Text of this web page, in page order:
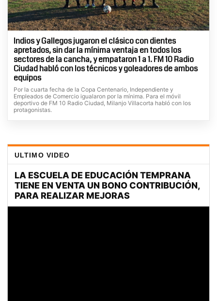
Indios y Gallegos jugaron el clásico con dientes
apretados, sin dar la mínima ventaja en todos los
sectores de la cancha, y empataron 1 a 1. FM 10 Radio
Ciudad habló con los técnicos y goleadores de ambos
equipos
Por la cuarta fecha de la Copa Centenario, Independiente y
Empleados de Comercio igualaron por la mínima. Para el móvil
deportivo de FM 10 Radio Ciudad, Milanjo Villacorta habló con los
protagonistas.
ULTIMO VIDEO